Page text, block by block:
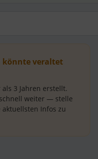
könnte veraltet
als 3 Jahren erstellt.
weiter — stelle
aktuellsten Infos zu